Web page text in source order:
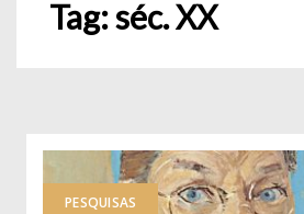
Tag:séc. XX
PESQUISAS